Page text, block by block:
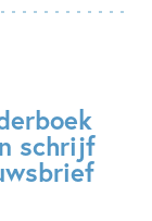
schrijf